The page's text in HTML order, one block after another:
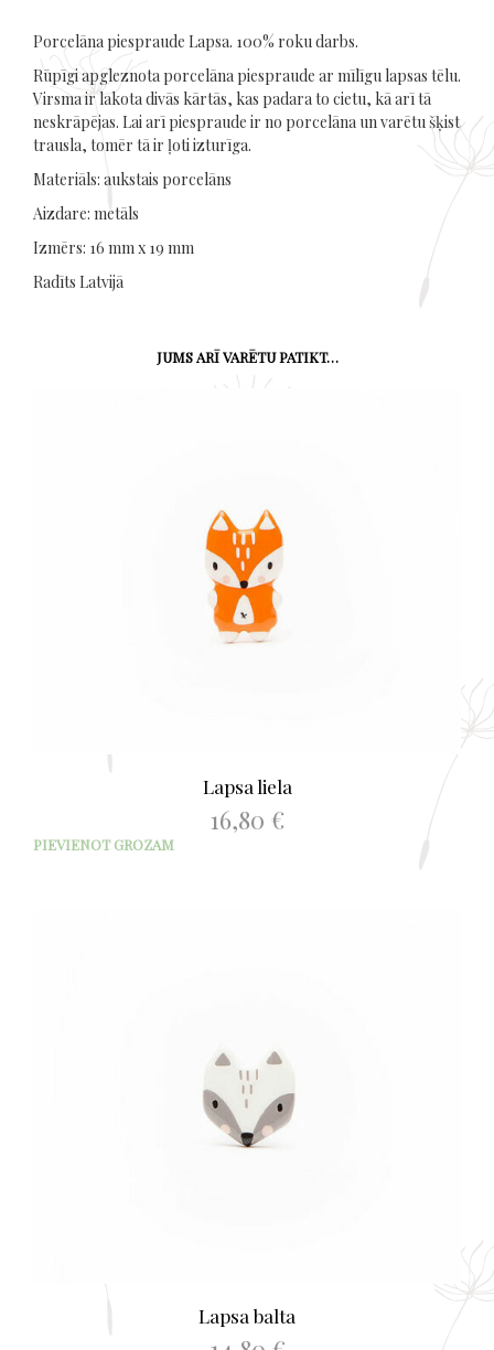
Porcelāna piespraude Lapsa. 100% roku darbs.
Rūpīgi apgleznota porcelāna piespraude ar mīlīgu lapsas tēlu.
Virsma ir lakota divās kārtās, kas padara to cietu, kā arī tā
neskrāpējas. Lai arī piespraude ir no porcelāna un varētu šķist
trausla, tomēr tā ir ļoti izturīga.
Materiāls: aukstais porcelāns
Aizdare: metāls
Izmērs: 16 mm x 19 mm
Radīts Latvijā
JUMS ARĪ VARĒTU PATIKT…
Lapsa liela
16,80 €
PIEVIENOT GROZAM
Lapsa balta